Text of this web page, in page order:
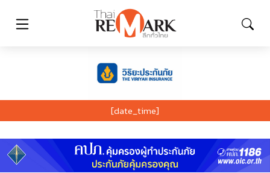
[date_time]